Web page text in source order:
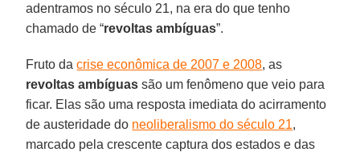
adentramos no século 21, na era do que tenho
chamado de “revoltas ambíguas”.
Fruto dacrise econômica de 2007 e 2008, as
revoltas ambíguas são um fenômeno que veio para
ficar. Elas são uma resposta imediata do acirramento
de austeridade do neoliberalismo do século 21,
marcado pela crescente captura dos estados e das